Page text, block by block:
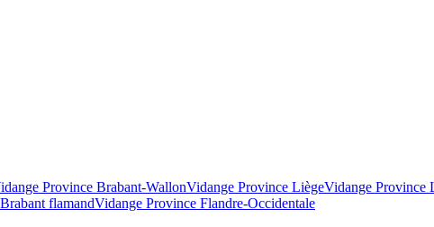
Province Brabant-WallonVidange Province LiègeVidange Province
flamandVidange Province Flandre-Occidentale